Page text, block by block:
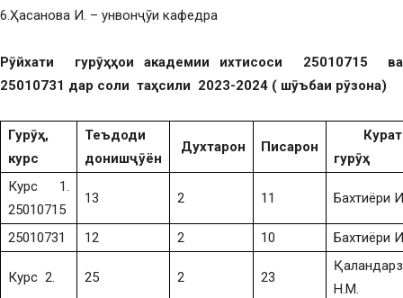
6.Ҳасанова И. – унвонҷӯи кафедра
Рӯйхати гурӯҳҳои академии ихтисоси 25010715 ва
25010731 дар соли таҳсили 2023-2024 ( шӯъбаи рӯзона)
Гурӯҳ,
курс
Теъдоди
донишҷӯён
Духтарон Писарон
гурӯҳ
Курс 1.
25010715
13 2 11 Бахтиёри
25010731 12 2 10 Бахтиёри
Курс 2. 25 2 23
Н.М.